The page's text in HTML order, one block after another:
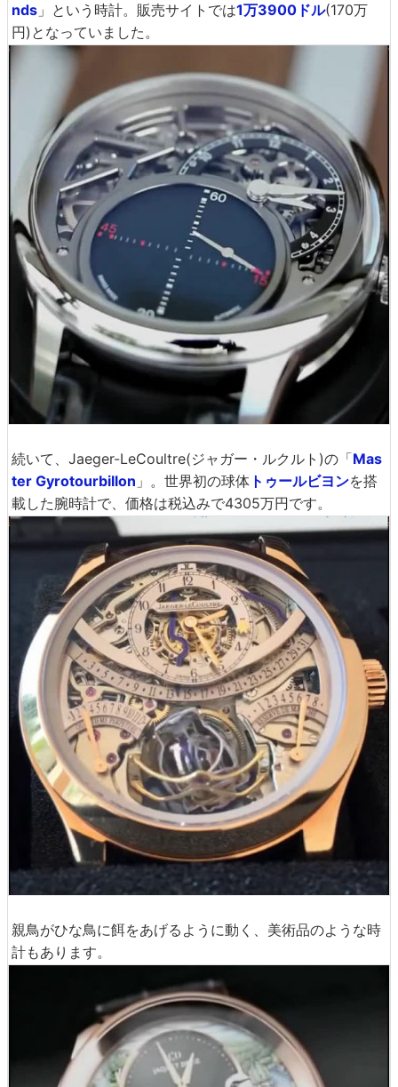
nds 」という時計。販売サイトでは1万3900ドル(170万
円)となっていました。
続いて、Jaeger-LeCoultre(ジャガー・ルクルト)の「Mas
ter Gyrotourbillon 」。世界初の球体 トゥールビヨンを搭
載した腕時計で、価格は税込みで4305万円です。
親鳥がひな鳥に餌をあげるように動く、美術品のような時
計もあります。